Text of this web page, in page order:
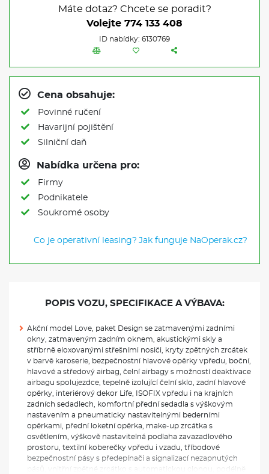
Máte dotaz? Chcete se poradit?
Volejte 774 133 408
ID nabídky: 6130769
Cena obsahuje:
Povinné ručení
Havarijní pojištění
Silniční daň
Nabídka určena pro:
Firmy
Podnikatele
Soukromé osoby
Co je operativní leasing? Jak funguje NaOperak.cz?
POPIS VOZU, SPECIFIKACE A VÝBAVA:
Akční model Love, paket Design se zatmavenými zadními
okny, zatmaveným zadním oknem, akustickými skly a
stříbrně eloxovanými střešními nosiči, kryty zpětných zrcátek
v barvě karoserie, bezpečnostní hlavové opěrky vpředu, boční,
hlavové a středový airbag, čelní airbagy s možností deaktivace
airbagu spolujezdce, tepelně izolující čelní sklo, zadní hlavové
opěrky, interiérový dekor Life, ISOFIX vpředu i na krajních
zadních sedadlech, komfortní přední sedadla s výškovým
nastavením a pneumaticky nastavitelnými bederními
opěrkami, přední loketní opěrka, make-up zrcátka s
osvětlením, výškově nastavitelná podlaha zavazadlového
prostoru, textilní koberečky vpředu i vzadu, tříbodové
bezpečnostní pásy s předepínači a signalizací nezapnutých
pásů, vnitřní zpětné zrcátko s automatickou clonou, podélně